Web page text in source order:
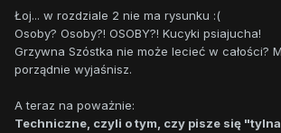
Łoj... w rozdziale 2 nie ma rysunku :(
Osoby? Osoby?! OSOBY?! Kucyki psiajucha!
Grzywna Szóstka nie może lecieć w całości?
porządnie wyjaśnisz.
A teraz na poważnie:
Techniczne, czyli o tym, czy pisze się